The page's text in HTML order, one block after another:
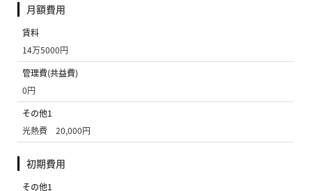
月額費用
賃料
14万5000円
管理費(共益費)
0円
その他1
光熱費 20,000円
初期費用
その他1